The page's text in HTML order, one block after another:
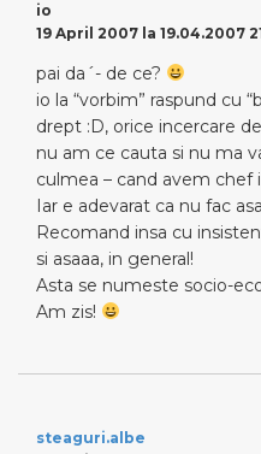
io
19 April 2007 la 19.04.2007
pai da´- de ce?
io la “vorbim” raspund cu
drept :D, orice incercare
nu am ce cauta si nu ma
culmea – cand avem chef
Iar e adevarat ca nu fac
Recomand insa cu
si asaaa, in general!
Asta se numeste socio-
Am zis!
steaguri.albe